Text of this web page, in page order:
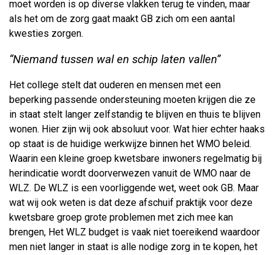
moet worden is op diverse vlakken terug te vinden, maar
als het om de zorg gaat maakt GB zich om een aantal
kwesties zorgen.
“Niemand tussen wal en schip laten vallen”
Het college stelt dat ouderen en mensen met een
beperking passende ondersteuning moeten krijgen die ze
in staat stelt langer zelfstandig te blijven en thuis te blijven
wonen. Hier zijn wij ook absoluut voor. Wat hier echter haaks
op staat is de huidige werkwijze binnen het WMO beleid.
Waarin een kleine groep kwetsbare inwoners regelmatig bij
herindicatie wordt doorverwezen vanuit de WMO naar de
WLZ. De WLZ is een voorliggende wet, weet ook GB. Maar
wat wij ook weten is dat deze afschuif praktijk voor deze
kwetsbare groep grote problemen met zich mee kan
brengen, Het WLZ budget is vaak niet toereikend waardoor
men niet langer in staat is alle nodige zorg in te kopen, het